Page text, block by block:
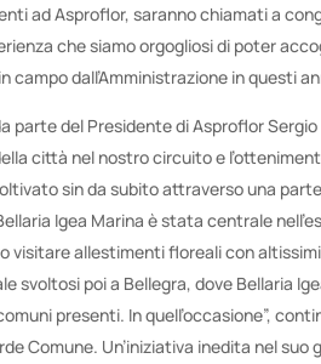
ad Asproflor, saranno chiamati a
che siamo orgogliosi di poter
campo dall’Amministrazione in questi
parte del Presidente di Asproflor
città nel nostro circuito e
sin da subito attraverso una
Igea Marina è stata centrale
visitare allestimenti floreali con
svoltosi poi a Bellegra, dove Bellaria
presenti. In quell’occasione”,
Comune. Un’iniziativa inedita nel